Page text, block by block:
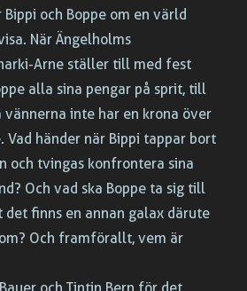
och Boppe om en värld
När Ängelholms
Arne ställer till med fest
alla sina pengar på sprit, till
inte har en krona över
händer när Bippi tappar bort
och tvingas konfrontera sina
Och vad ska Boppe ta sig till
det finns en annan galax därute
Och framförallt, vem är